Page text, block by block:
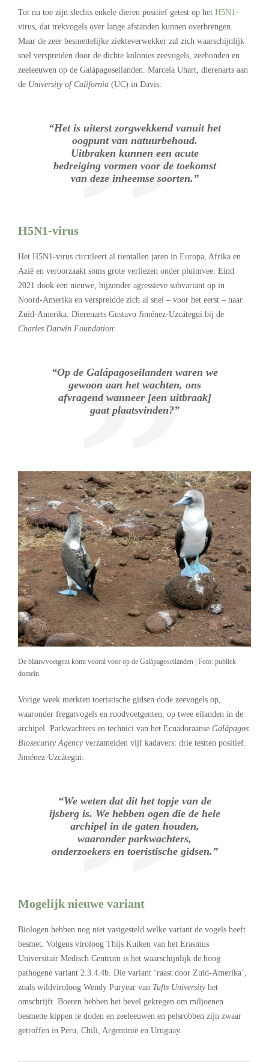
Tot nu toe zijn slechts enkele dieren positief getest op het H5N1-
virus, dat trekvogels over lange afstanden kunnen overbrengen.
Maar de zeer besmettelijke ziekteverwekker zal zich waarschijnlijk
snel verspreiden door de dichte kolonies zeevogels, zeehonden en
zeeleeuwen op de Galápagoseilanden. Marcela Uhart, dierenarts aan
de University of California (UC) in Davis:
“Het is uiterst zorgwekkend vanuit het
oogpunt van natuurbehoud.
Uitbraken kunnen een acute
bedreiging vormen voor de toekomst
van deze inheemse soorten.”
H5N1-virus
Het H5N1-virus circuleert al tientallen jaren in Europa, Afrika en
Azië en veroorzaakt soms grote verliezen onder pluimvee. Eind
2021 dook een nieuwe, bijzonder agressieve subvariant op in
Noord-Amerika en verspreidde zich al snel – voor het eerst – naar
Zuid-Amerika. Dierenarts Gustavo Jiménez-Uzcátegui bij de
Charles Darwin Foundation:
“Op de Galápagoseilanden waren we
gewoon aan het wachten, ons
afvragend wanneer [een uitbraak]
gaat plaatsvinden?”
De blauwvoetgent komt vooral voor op de Galápagoseilanden | Foto: publiek
domein
Vorige week merkten toeristische gidsen dode zeevogels op,
waaronder fregatvogels en roodvoetgenten, op twee eilanden in de
archipel. Parkwachters en technici van het Ecuadoraanse Galápagos
Biosecurity Agencyverzamelden vijf kadavers: drie testten positief.
Jiménez-Uzcátegui:
“We weten dat dit het topje van de
ijsberg is. We hebben ogen die de hele
archipel in de gaten houden,
waaronder parkwachters,
onderzoekers en toeristische gidsen.”
Mogelijk nieuwe variant
Biologen hebben nog niet vastgesteld welke variant de vogels heeft
besmet. Volgens viroloog Thijs Kuiken van het Erasmus
Universitair Medisch Centrum is het waarschijnlijk de hoog
pathogene variant 2.3.4.4b. Die variant ‘raast door Zuid-Amerika’,
zoals wildviroloog Wendy Puryear van Tufts Universityhet
omschrijft. Boeren hebben het bevel gekregen om miljoenen
besmette kippen te doden en zeeleeuwen en pelsrobben zijn zwaar
getroffen in Peru, Chili, Argentinië en Uruguay.